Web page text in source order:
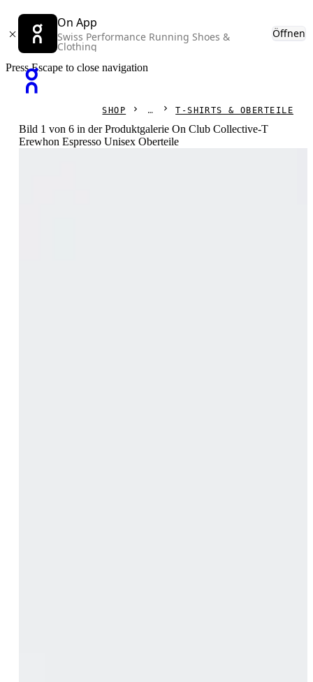
On App
Swiss Performance Running Shoes &
Clothing
Öffnen
Press Escape to close navigation
SHOP T-SHIRTS & OBERTEILE
Bild 1 von 6 in der Produktgalerie On Club Collective-T
Erewhon Espresso Unisex Oberteile